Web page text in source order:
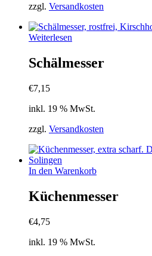
auf
der
Produktseite
zzgl. Versandkosten
Weiterlesen
Schälmesser
€7,15
inkl. 19 % MwSt.
zzgl. Versandkosten
In den Warenkorb
Küchenmesser
€4,75
inkl. 19 % MwSt.